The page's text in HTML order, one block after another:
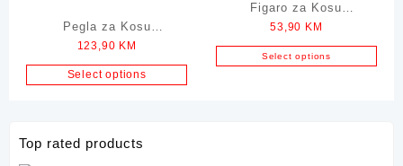
Pegla za Kosu
REMINGTON Keratin
Protect Straightener
123,90 KM
Select options
Figaro za Kosu
REMINGTON MyStylist
Curling Tong CI1A119
53,90 KM
Select options
Top rated products